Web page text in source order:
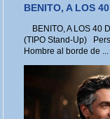
BENITO, A LOS
BENITO, A LOS 40
(TIPO Stand-Up)
Hombre al borde de ...